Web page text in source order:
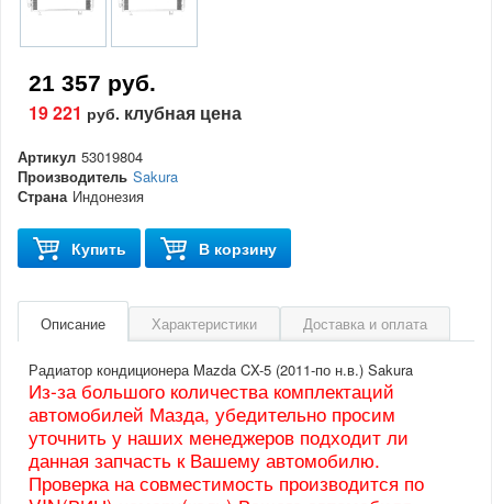
21 357 руб.
19 221 руб. клубная цена
Артикул 53019804
Производитель Sakura
Страна Индонезия
Купить В корзину
Описание Характеристики Доставка и оплата
Радиатор кондиционера Mazda CX-5 (2011-по н.в.) Sakura
Из-за большого количества комплектаций
автомобилей Мазда, убедительно просим
уточнить у наших менеджеров подходит ли
данная запчасть к Вашему автомобилю.
Проверка на совместимость производится по